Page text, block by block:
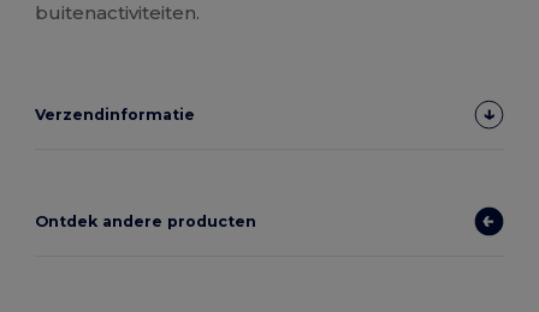
buitenactiviteiten.
Verzendinformatie
Ontdek andere producten